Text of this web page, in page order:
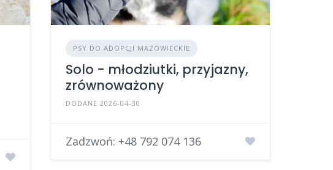
PSY DO ADOPCJI MAZOWIECKIE
Solo - młodziutki, przyjazny,
zrównoważony
DODANE 2026-04-30
Zadzwoń: +48 792 074 136